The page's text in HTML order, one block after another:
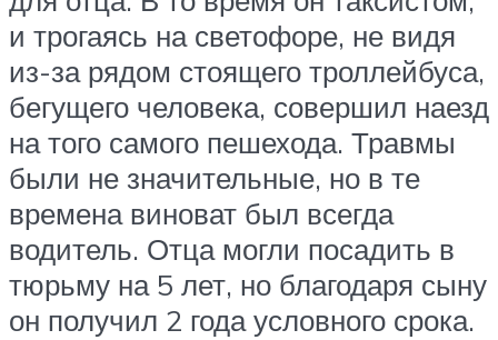
и трогаясь на светофоре, не видя
из-за рядом стоящего троллейбуса,
бегущего человека, совершил наезд
на того самого пешехода. Травмы
были не значительные, но в те
времена виноват был всегда
водитель. Отца могли посадить в
тюрьму на 5 лет, но благодаря сыну
он получил 2 года условного срока.